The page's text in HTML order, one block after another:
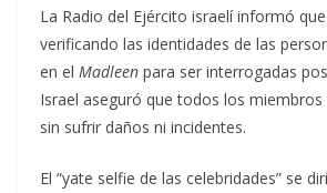
La Radio del Ejército israelí informó
verificando las identidades de las
en el Madleen para ser interrogadas
Israel aseguró que todos los
sin sufrir daños ni incidentes.
El “yate selfie de las celebridades” se